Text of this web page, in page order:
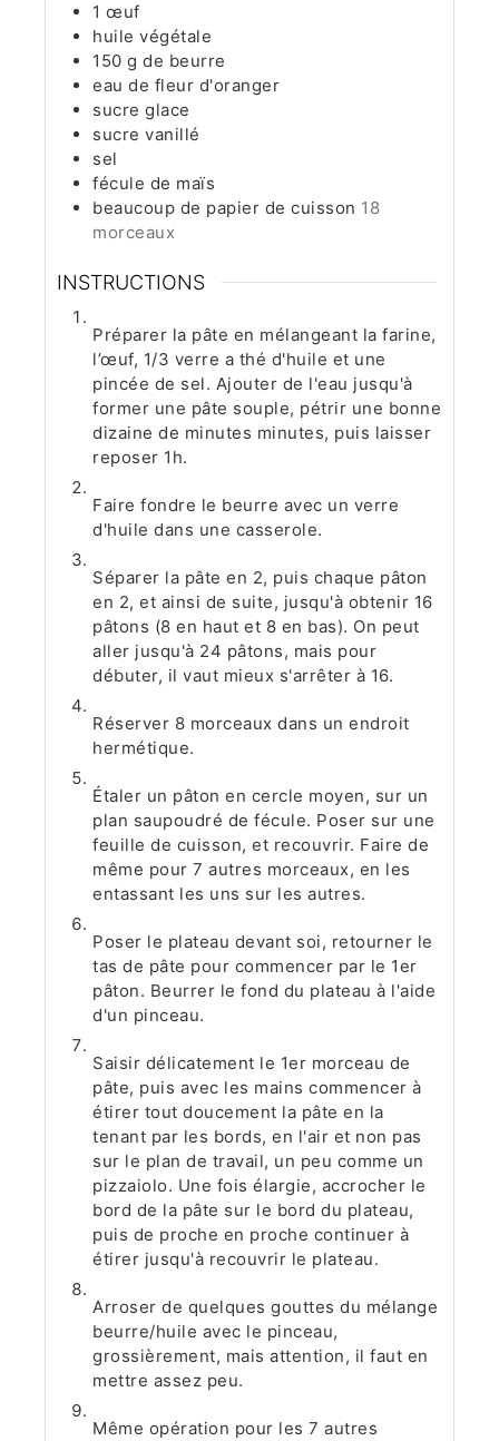
1 œuf
huile végétale
150 g de beurre
eau de fleur d'oranger
sucre glace
sucre vanillé
sel
fécule de maïs
beaucoup de papier de cuisson 18
morceaux
INSTRUCTIONS
Préparer la pâte en mélangeant la farine,
l’œuf, 1/3 verre a thé d'huile et une
pincée de sel. Ajouter de l'eau jusqu'à
former une pâte souple, pétrir une bonne
dizaine de minutes minutes, puis laisser
reposer 1h.
Faire fondre le beurre avec un verre
d'huile dans une casserole.
Séparer la pâte en 2, puis chaque pâton
en 2, et ainsi de suite, jusqu'à obtenir 16
pâtons (8 en haut et 8 en bas). On peut
aller jusqu'à 24 pâtons, mais pour
débuter, il vaut mieux s'arrêter à 16.
Réserver 8 morceaux dans un endroit
hermétique.
Étaler un pâton en cercle moyen, sur un
plan saupoudré de fécule. Poser sur une
feuille de cuisson, et recouvrir. Faire de
même pour 7 autres morceaux, en les
entassant les uns sur les autres.
Poser le plateau devant soi, retourner le
tas de pâte pour commencer par le 1er
pâton. Beurrer le fond du plateau à l'aide
d'un pinceau.
Saisir délicatement le 1er morceau de
pâte, puis avec les mains commencer à
étirer tout doucement la pâte en la
tenant par les bords, en l'air et non pas
sur le plan de travail, un peu comme un
pizzaiolo. Une fois élargie, accrocher le
bord de la pâte sur le bord du plateau,
puis de proche en proche continuer à
étirer jusqu'à recouvrir le plateau.
Arroser de quelques gouttes du mélange
beurre/huile avec le pinceau,
grossièrement, mais attention, il faut en
mettre assez peu.
Même opération pour les 7 autres